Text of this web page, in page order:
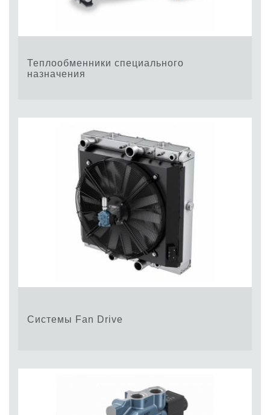
Теплообменники специального
назначения
Системы Fan Drive